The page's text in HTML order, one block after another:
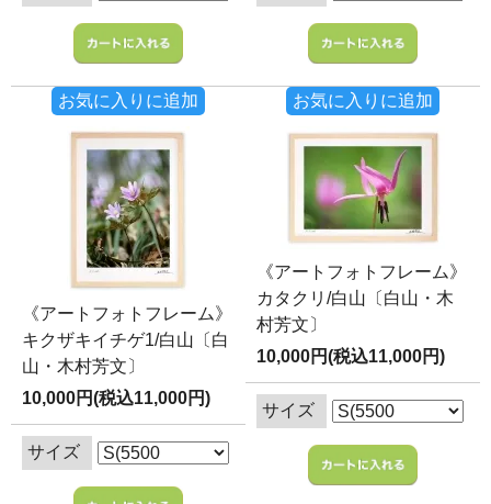
お気に入りに追加 お気に入りに追加
《アートフォトフレーム》
キクザキイチゲ1/白山〔白
山・木村芳文〕
10,000円(税込11,000円)
サイズ
《アートフォトフレーム》
カタクリ/白山〔白山・木
村芳文〕
10,000円(税込11,000円)
サイズ